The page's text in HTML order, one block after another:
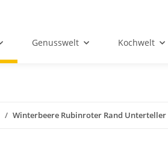
Genusswelt Kochwelt
Winterbeere Rubinroter Rand Unterteller